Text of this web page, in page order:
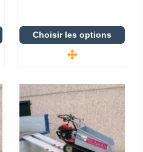
Choisir les options